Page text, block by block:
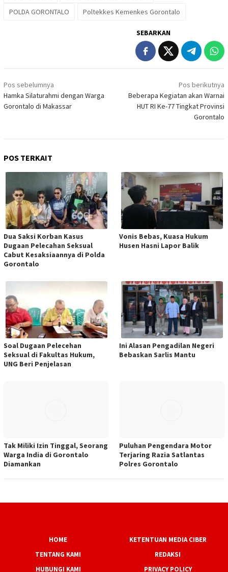
POLDA GORONTALO
Poltekkes Kemenkes Gorontalo
SEBARKAN
Navigasi
pos
Pos sebelumnya
Hamka Silaturahmi dengan Warga
Gorontalo di Makassar
Pos berikutnya
Beberapa Kegiatan akan Warnai
HUT RI Ke-77 Tingkat Provinsi
Gorontalo
POS TERKAIT
Dua Saksi Korban Kasus
Dugaan Pelecahan Seksual
Cabut Kesaksiaannya di Polda
Gorontalo
Vonis Bebas, Kuasa Hukum
Husen Hasni Lapor Balik
Soal Dugaan Pelecehan
Seksual di Fakultas Hukum,
UNG Beri Penjelasan
Ini Alasan Pengadilan Negeri
Bebaskan Sarlis Mantu
Tak Miliki Izin Tinggal, Seorang
Warga India di Gorontalo
Diamankan
Puluhan Pengendara Motor
Terjaring Razia Satlantas
Polres Gorontalo
HOME
KETENTUAN MEDIA CIBER
TENTANG KAMI
REDAKSI
HUBUNGI KAMI
PRIVACY POLICY